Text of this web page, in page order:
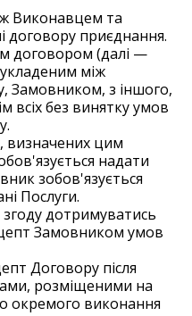
Виконавцем та
договору приєднання.
договором (далі —
між
Замовником, з іншого,
всіх без винятку умов
визначених цим
надати
зобов'язується
Послуги.
дотримуватись
Замовником умов
Договору після
розміщеними на
окремого виконання